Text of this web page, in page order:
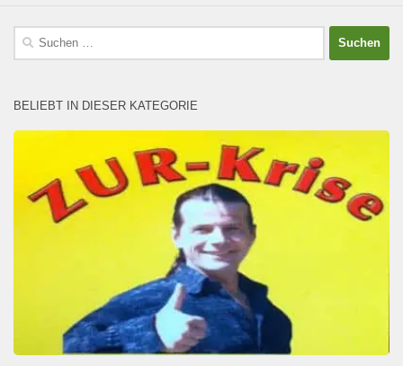
Suchen
BELIEBT IN DIESER KATEGORIE